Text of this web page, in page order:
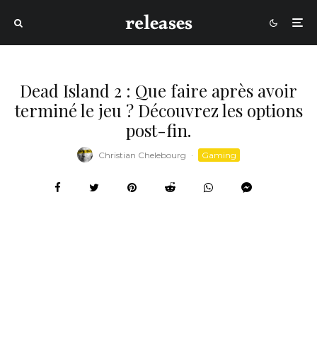
Dead Island 2 : Que faire après avoir
terminé le jeu ? Découvrez les options
post-fin.
Christian Chelebourg · Gaming